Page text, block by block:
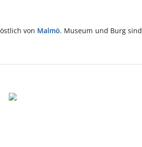
von Malmö. Museum und Burg sind